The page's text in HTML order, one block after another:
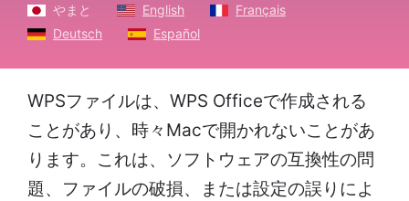
やまと English
Français
Deutsch
Español
WPSファイルは、WPS Officeで作成される
ことがあり、時々Macで開かれないことがあ
ります。これは、ソフトウェアの互換性の問
題、ファイルの破損、または設定の誤りによ